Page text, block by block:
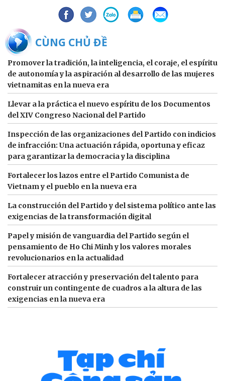
BÀI CÙNG CHỦ ĐỀ
Promover la tradición, la inteligencia, el coraje, el espíritu
de autonomía y la aspiración al desarrollo de las mujeres
vietnamitas en la nueva era
Llevar a la práctica el nuevo espíritu de los Documentos
del XIV Congreso Nacional del Partido
Inspección de las organizaciones del Partido con indicios
de infracción: Una actuación rápida, oportuna y eficaz
para garantizar la democracia y la disciplina
Fortalecer los lazos entre el Partido Comunista de
Vietnam y el pueblo en la nueva era
La construcción del Partido y del sistema político ante las
exigencias de la transformación digital
Papel y misión de vanguardia del Partido según el
pensamiento de Ho Chi Minh y los valores morales
revolucionarios en la actualidad
Fortalecer atracción y preservación del talento para
construir un contingente de cuadros a la altura de las
exigencias en la nueva era